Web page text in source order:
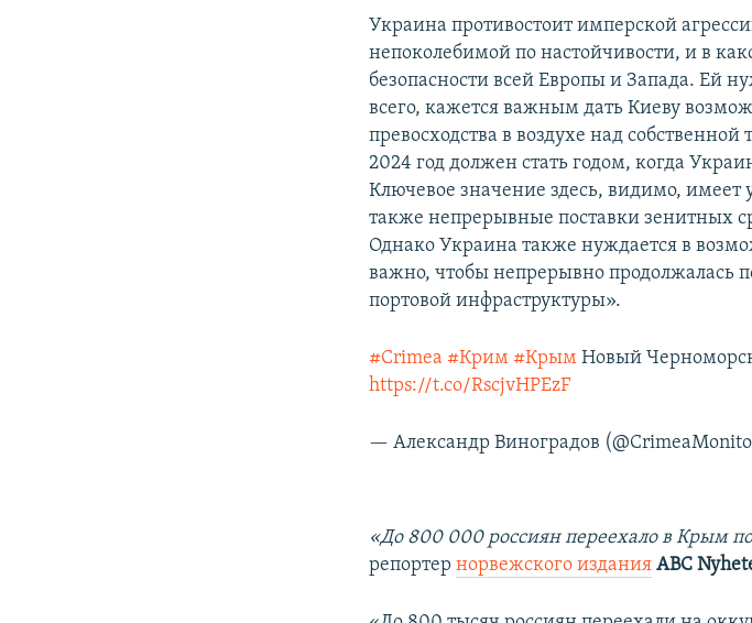
Украина противостоит имперской
непоколебимой по настойчивости, и в
безопасности всей Европы и Запада. Ей
всего, кажется важным дать Киеву
превосходства в воздухе над
2024 год должен стать годом, когда
Ключевое значение здесь, видимо, имеет
также непрерывные поставки зенитных
Однако Украина также нуждается в
важно, чтобы непрерывно продолжалась
портовой инфраструктуры».
#Crimea #Крим #Крым Новый
https://t.co/RscjvHPEzF
— Александр Виноградов
«До 800 000 россиян переехало в Крым
репортернорвежского издания ABC